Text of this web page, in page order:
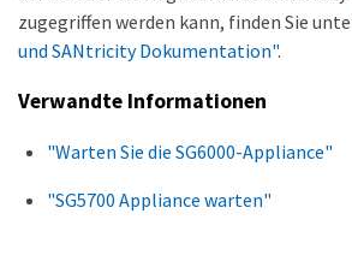
zugegriffen werden kann, finden Sie
und SANtricity Dokumentation".
Verwandte Informationen
"Warten Sie die SG6000-Appliance"
"SG5700 Appliance warten"